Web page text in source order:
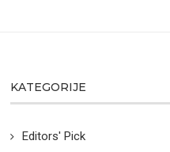
KATEGORIJE
Editors' Pick